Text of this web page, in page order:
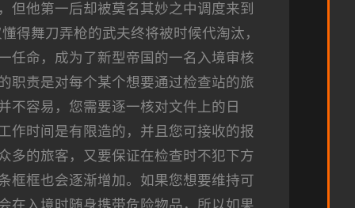
但他第一后却被莫名其妙之中调度来到
得舞刀弄枪的武夫终将被时候代淘汰，
任命，成为了新型帝国的一名入境审核
责是对每个某个想要通过检查站的旅
不容易，您需要逐一核对文件上的日
作时间是有限造的，并且您可接收的报
多的旅客，又要保证在检查时不犯下方
框框也会逐渐增加。如果您想要维持可
在入境时随身携带危险物品，所以如果